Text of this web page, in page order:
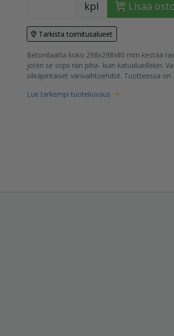
kpl Lisää
Tarkista toimitusalueet
Betonilaatta koko 298x298x80 mm kestää
joten se sopii niin piha- kuin katualueillekin.
sileäpintaiset värivaihtoehdot. Tuotteessa on
Lue tarkempi tuotekuvaus